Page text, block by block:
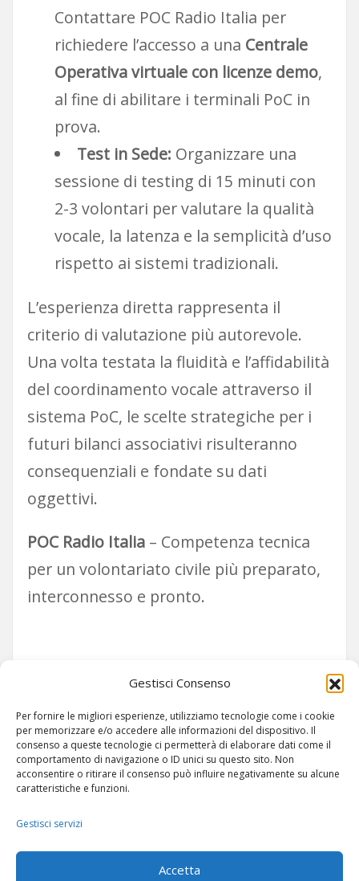
Gestisci Consenso
Per fornire le migliori esperienze, utilizziamo tecnologie come i cookie
per memorizzare e/o accedere alle informazioni del dispositivo. Il
consenso a queste tecnologie ci permetterà di elaborare dati come il
comportamento di navigazione o ID unici su questo sito. Non
acconsentire o ritirare il consenso può influire negativamente su alcune
caratteristiche e funzioni.
Gestisci servizi
Accetta
Contattare POC Radio Italia per
richiedere l’accesso a una Centrale
Operativa virtuale con licenze demo,
al fine di abilitare i terminali PoC in
prova.
Test in Sede: Organizzare una
sessione di testing di 15 minuti con
2-3 volontari per valutare la qualità
vocale, la latenza e la semplicità d’uso
rispetto ai sistemi tradizionali.
L’esperienza diretta rappresenta il
criterio di valutazione più autorevole.
Una volta testata la fluidità e l’affidabilità
del coordinamento vocale attraverso il
sistema PoC, le scelte strategiche per i
futuri bilanci associativi risulteranno
consequenziali e fondate su dati
oggettivi.
POC Radio Italia– Competenza tecnica
per un volontariato civile più preparato,
interconnesso e pronto.
Siamo su TELEGRAM!
ARTICOLI-SITEMAP